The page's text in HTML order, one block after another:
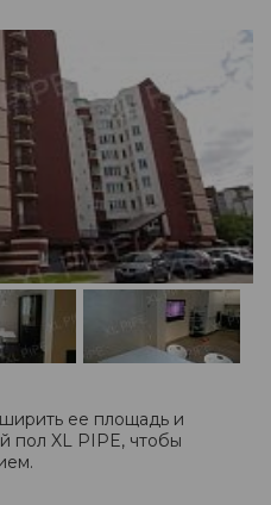
ее площадь и
пол XL PIPE, чтобы